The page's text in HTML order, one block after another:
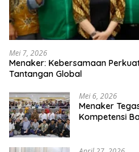
Mei 7, 2026
Menaker: Kebersamaan
Tantangan Global
Mei 6, 2026
Menaker
Kompetensi